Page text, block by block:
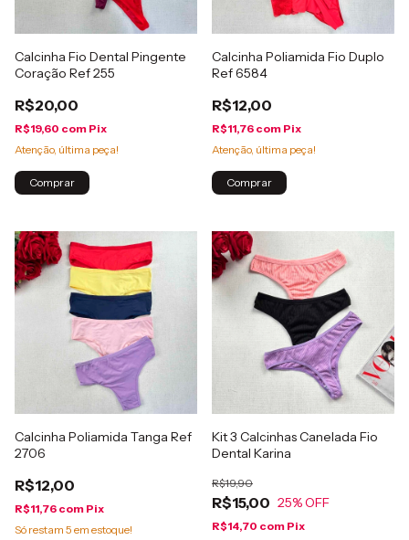
Calcinha Fio Dental Pingente
Coração Ref 255
R$20,00
R$19,60 com Pix
Atenção, última peça!
Comprar
Calcinha Poliamida Fio Duplo
Ref 6584
R$12,00
R$11,76 com Pix
Atenção, última peça!
Comprar
Calcinha Poliamida Tanga Ref
2706
R$12,00
R$11,76 com Pix
Só restam 5 em estoque!
Kit 3 Calcinhas Canelada Fio
Dental Karina
R$15,00
R$19,90
25% OFF
R$14,70 com Pix